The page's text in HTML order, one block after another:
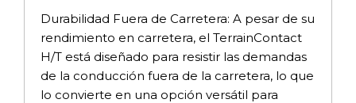
Durabilidad Fuera de Carretera: A pesar de su
rendimiento en carretera, el TerrainContact
H/T está diseñado para resistir las demandas
de la conducción fuera de la carretera, lo que
lo convierte en una opción versátil para